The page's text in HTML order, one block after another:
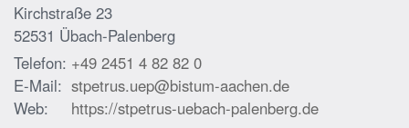
Kirchstraße 23
52531 Übach-Palenberg
Telefon: +49 2451 4 82 82 0
E-Mail: stpetrus.uep@bistum-aachen.de
Web:
https://stpetrus-uebach-palenberg.de